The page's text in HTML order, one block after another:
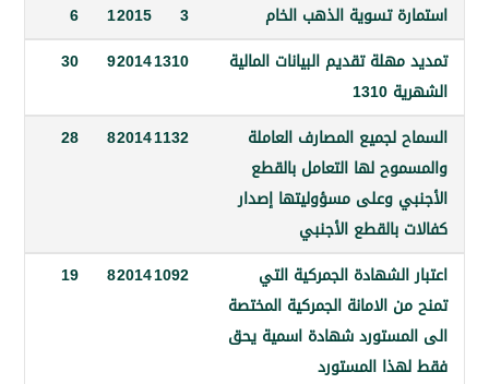
تسوية الذهب الخام 3
تقديم البيانات المالية
1310
2014
30
لجميع المصارف العاملة
لها التعامل بالقطع
وعلى مسؤوليتها إصدار
بالقطع الأجنبي
1132
28
الجمركية التي
الامانة الجمركية المختصة
شهادة اسمية يحق
المستورد
1092
19